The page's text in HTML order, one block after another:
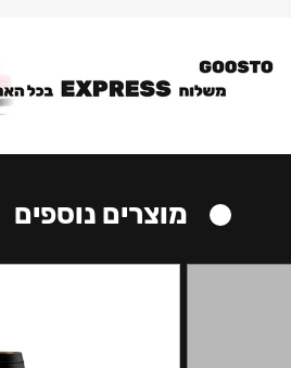
מוצרים נוספים